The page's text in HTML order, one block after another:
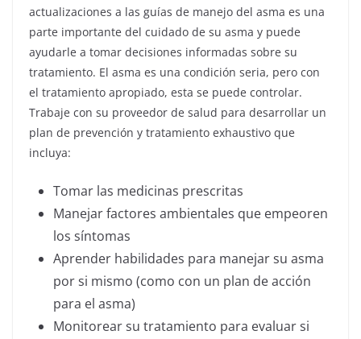
actualizaciones a las guías de manejo del asma es una
parte importante del cuidado de su asma y puede
ayudarle a tomar decisiones informadas sobre su
tratamiento. El asma es una condición seria, pero con
el tratamiento apropiado, esta se puede controlar.
Trabaje con su proveedor de salud para desarrollar un
plan de prevención y tratamiento exhaustivo que
incluya:
Tomar las medicinas prescritas
Manejar factores ambientales que empeoren
los síntomas
Aprender habilidades para manejar su asma
por si mismo (como con un plan de acción
para el asma)
Monitorear su tratamiento para evaluar si